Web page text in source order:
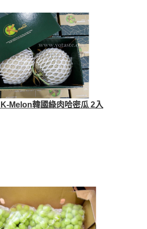
Melon韓國綠肉哈密瓜 2入